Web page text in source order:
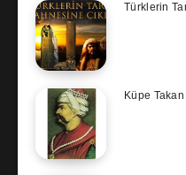
Türklerin
Küpe